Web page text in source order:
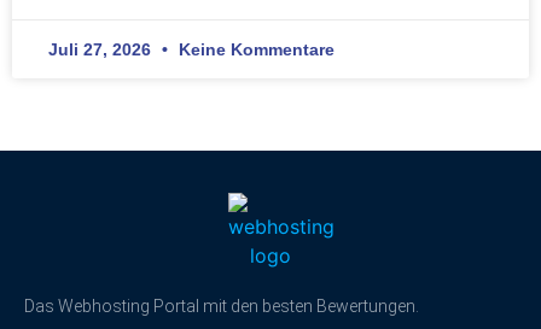
Juli 27, 2026 Keine Kommentare
Das Webhosting Portal mit den besten Bewertungen.